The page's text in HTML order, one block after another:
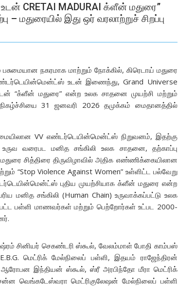
CRETAI MADURAI க்ளீன் மதுரை”
மதுரையில் இது ஒர் வரலாற்றுச் சிறப்பு
நகரமாக மாற்றும் நோக்கில், கிரெடாய் மதுரை
உடன் இணைந்து, Grand Universe
“க்ளீன் மதுரை” என்ற உலக சாதனை முயற்சி மற்றும்
நிகழ்ச்சியை 31 ஜனவரி 2026 தமுக்கம் மைதானத்தில்
VV எண்டர்டெயின்மென்ட்ஸ் நிறுவனம், இதற்கு
உருவ வரைபட மனித சங்கிலி உலக சாதனை, தற்காப்பு
சித்திரை திருவிழாவில் அதிக எண்ணிக்கையிலான
“Stop Violence Against Women” உள்ளிட்ட பல்வேறு
புதிய முயற்சியாக க்ளீன் மதுரை என்ற
மனித சங்கிலி (Human Chain) உருவாக்கப்பட்டு உலக
பள்ளி மாணவர்கள் மற்றும் பெற்றோர்கள் உட்பட 2000-
சினியர் செகண்டரி ஸ்கூல், வேலம்மாள் போதி காம்பஸ்
மெட்ரிக் மேல்நிலைப் பள்ளி, இதயம் ராஜேந்திரன்
ஆரோபன இந்தியன் ஸ்கூல், ஸ்ரீ அரபிந்தோ மீரா மெட்ரிக்
வெங்கடேஸ்வரா மெட்ரிகுலேஷன் மேல்நிலைப் பள்ளி